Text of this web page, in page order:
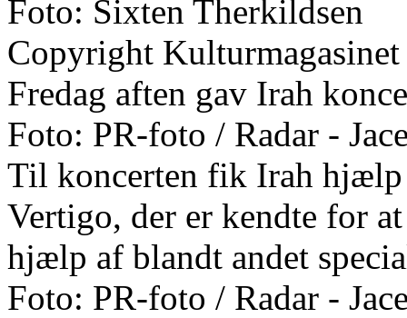
Foto: Sixten Therkildsen
Copyright
Fredag aften gav Irah
Foto: PR-foto / Radar -
Til koncerten fik Irah hjælp
Vertigo, der er kendte for
hjælp af blandt andet
Foto: PR-foto / Radar -